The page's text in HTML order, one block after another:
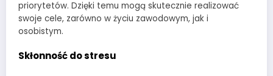
priorytetów. Dzięki temu mogą skutecznie realizować
swoje cele, zarówno w życiu zawodowym, jak i
osobistym.
Skłonność do stresu